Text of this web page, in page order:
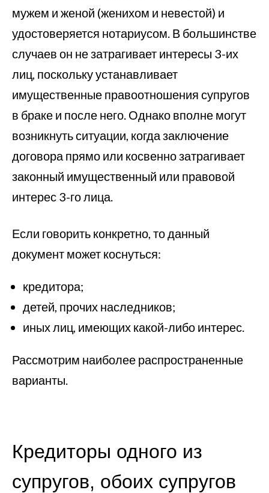
мужем и женой (женихом и невестой) и
удостоверяется нотариусом. В большинстве
случаев он не затрагивает интересы 3-их
лиц, поскольку устанавливает
имущественные правоотношения супругов
в браке и после него. Однако вполне могут
возникнуть ситуации, когда заключение
договора прямо или косвенно затрагивает
законный имущественный или правовой
интерес 3-го лица.
Если говорить конкретно, то данный
документ может коснуться:
кредитора;
детей, прочих наследников;
иных лиц, имеющих какой-либо интерес.
Рассмотрим наиболее распространенные
варианты.
Кредиторы одного из
супругов, обоих супругов